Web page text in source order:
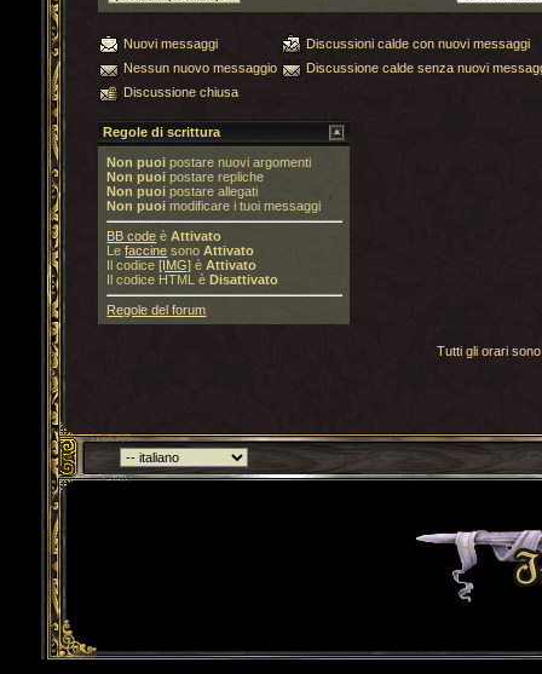
Nuovi messaggi
Discussioni calde con nuovi messaggi
Nessun nuovo messaggio
Discussione calde senza nuovi
Discussione chiusa
Regole di scrittura
Non puoi postare nuovi argomenti
Non puoi postare repliche
Non puoi postare allegati
Non puoi modificare i tuoi messaggi
BB code èAttivato
Lefaccine sonoAttivato
Il codice[IMG] èAttivato
Il codice HTML èDisattivato
Regole del forum
Tutti gli orari
Torna indietro